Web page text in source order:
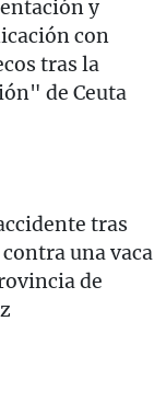
y
con
tras la
de Ceuta
tras
una vaca
de